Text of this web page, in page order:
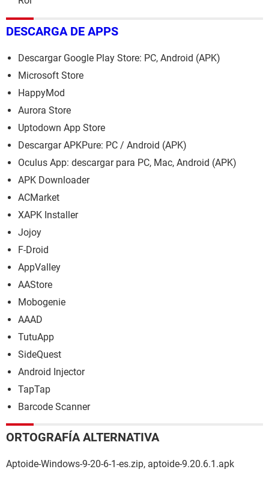
DESCARGA DE APPS
Descargar Google Play Store: PC, Android (APK)
Microsoft Store
HappyMod
Aurora Store
Uptodown App Store
Descargar APKPure: PC / Android (APK)
Oculus App: descargar para PC, Mac, Android (APK)
APK Downloader
ACMarket
XAPK Installer
Jojoy
F-Droid
AppValley
AAStore
Mobogenie
AAAD
TutuApp
SideQuest
Android Injector
TapTap
Barcode Scanner
ORTOGRAFÍA ALTERNATIVA
Aptoide-Windows-9-20-6-1-es.zip, aptoide-9.20.6.1.apk